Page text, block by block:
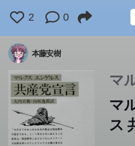
2 0
本藤安樹
マ
マ
ス